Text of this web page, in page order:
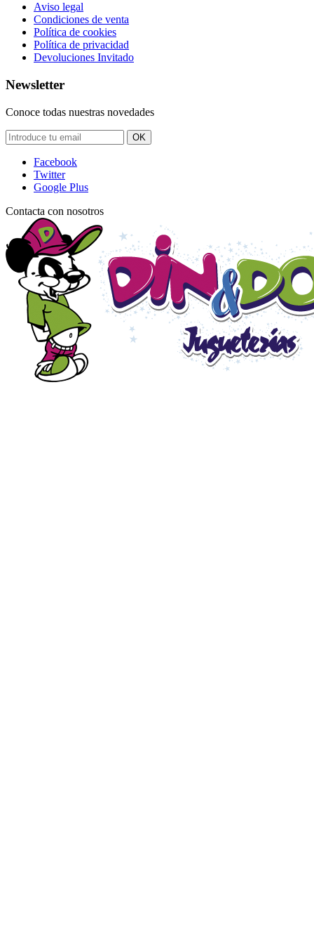
Aviso legal
Condiciones de venta
Política de cookies
Política de privacidad
Devoluciones Invitado
Newsletter
Conoce todas nuestras novedades
OK
Facebook
Twitter
Google Plus
Contacta con nosotros